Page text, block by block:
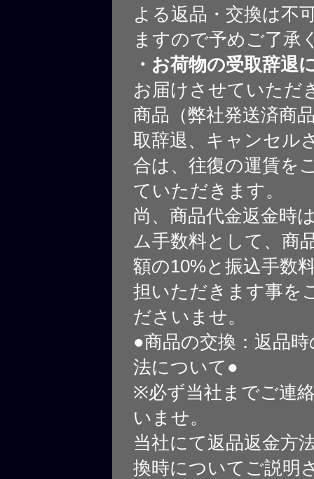
よる返品・交換は不
ますので予めご了承
・お荷物の受取辞退
お届けさせていただ
商品（弊社発送済商
取辞退、キャンセル
合は、往復の運賃を
ていただきます。
尚、商品代金返金時
ム手数料として、商
額の10%と振込手数
担いただきます事を
ださいませ。
●商品の交換：返品
法について●
※必ず当社までご連
いませ。
当社にて返品返金方
換時についてご説明